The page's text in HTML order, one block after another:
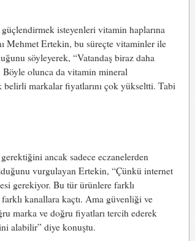
güçlendirmek isteyenleri vitamin haplarına
Mehmet Ertekin, bu süreçte vitaminler ile
söyleyerek, “Vatandaş biraz daha
Böyle olunca da vitamin mineral
belirli markalar fiyatlarını çok yükseltti. Tabi
ancak sadece eczanelerden
vurgulayan Ertekin, “Çünkü internet
gerekiyor. Bu tür ürünlere farklı
farklı kanallara kaçtı. Ama güvenliği ve
marka ve doğru fiyatları tercih ederek
alabilir” diye konuştu.